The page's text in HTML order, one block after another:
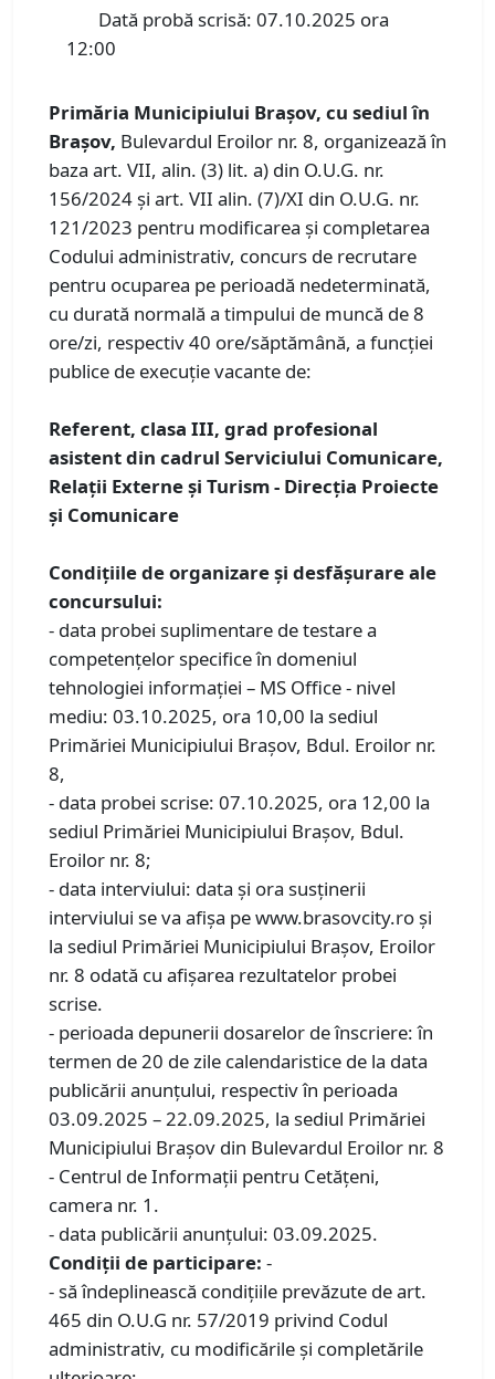
Dată probă scrisă: 07.10.2025 ora
12:00
Primăria Municipiului Braşov, cu sediul în
Braşov, Bulevardul Eroilor nr. 8, organizează în
baza art. VII, alin. (3) lit. a) din O.U.G. nr.
156/2024 și art. VII alin. (7)/XI din O.U.G. nr.
121/2023 pentru modificarea și completarea
Codului administrativ, concurs de recrutare
pentru ocuparea pe perioadă nedeterminată,
cu durată normală a timpului de muncă de 8
ore/zi, respectiv 40 ore/săptămână, a funcţiei
publice de execuție vacante de:
Referent, clasa III, grad profesional
asistent din cadrul Serviciului Comunicare,
Relații Externe și Turism - Direcția Proiecte
și Comunicare
Condiţiile de organizare și desfăşurare ale
concursului:
- data probei suplimentare de testare a
competențelor specifice în domeniul
tehnologiei informației – MS Office - nivel
mediu: 03.10.2025, ora 10,00 la sediul
Primăriei Municipiului Braşov, Bdul. Eroilor nr.
8,
- data probei scrise: 07.10.2025, ora 12,00 la
sediul Primăriei Municipiului Braşov, Bdul.
Eroilor nr. 8;
- data interviului: data şi ora susținerii
interviului se va afișa pe www.brasovcity.ro și
la sediul Primăriei Municipiului Braşov, Eroilor
nr. 8 odată cu afișarea rezultatelor probei
scrise.
- perioada depunerii dosarelor de înscriere: în
termen de 20 de zile calendaristice de la data
publicării anunţului, respectiv în perioada
03.09.2025 – 22.09.2025, la sediul Primăriei
Municipiului Braşov din Bulevardul Eroilor nr. 8
- Centrul de Informaţii pentru Cetăţeni,
camera nr. 1.
- data publicării anunţului: 03.09.2025.
Condiţii de participare: -
- să îndeplinească condiţiile prevăzute de art.
465 din O.U.G nr. 57/2019 privind Codul
administrativ, cu modificările şi completările